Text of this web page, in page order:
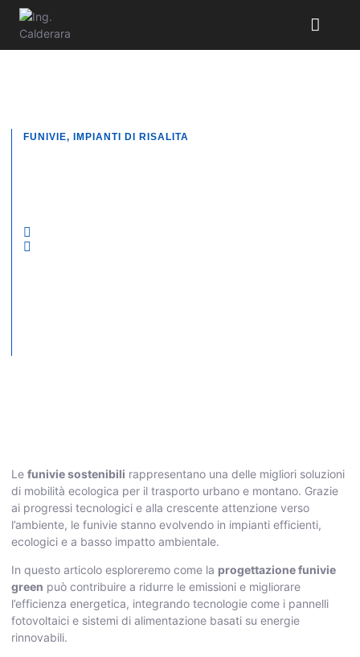
FUNIVIE, IMPIANTI DI RISALITA
Le funivie sostenibili rappresentano una delle migliori soluzioni
di mobilità ecologica per il trasporto urbano e montano. Grazie
ai progressi tecnologici e alla crescente attenzione verso
l’ambiente, le funivie stanno evolvendo in impianti efficienti,
ecologici e a basso impatto ambientale.
In questo articolo esploreremo come la progettazione funivie
green può contribuire a ridurre le emissioni e migliorare
l’efficienza energetica, integrando tecnologie come i pannelli
fotovoltaici e sistemi di alimentazione basati su energie
rinnovabili.